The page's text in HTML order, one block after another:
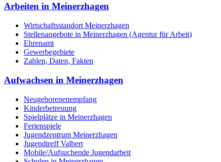
Arbeiten in Meinerzhagen
Wirtschaftsstandort Meinerzhagen
Stellenangebote in Meinerzhagen (Agentur für Arbeit)
Ehrenamt
Gewerbegebiete
Zahlen, Daten, Fakten
Aufwachsen in Meinerzhagen
Neugeborenenempfang
Kinderbetreuung
Spielplätze in Meinerzhagen
Ferienspiele
Jugendzentrum Meinerzhagen
Jugendtreff Valbert
Mobile/Aufsuchende Jugendarbeit